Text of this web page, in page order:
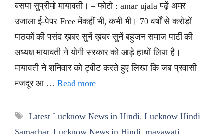
बसपा सुप्रीमो मायावती। – फोटो : amar ujala पढ़ें अमर
उजाला ई-पेपर Free मेंकहीं भी, कभी भी। 70 वर्षों से करोड़ों
पाठकों की पसंद ख़बर सुनें ख़बर सुनें बहुजन समाज पार्टी की
अध्यक्ष मायावती ने योगी सरकार को आड़े हाथों लिया है।
मायावती ने शनिवार को ट्वीट करते हुए लिखा कि जब प्रवासी
मजदूर आ … Read more
Tags
Latest Lucknow News in Hindi, Lucknow Hindi
Samachar, Lucknow News in Hindi, mayawati,